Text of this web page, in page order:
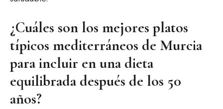
¿Cuáles son los mejores platos
típicos mediterráneos de Murcia
para incluir en una dieta
equilibrada después de los 50
años?